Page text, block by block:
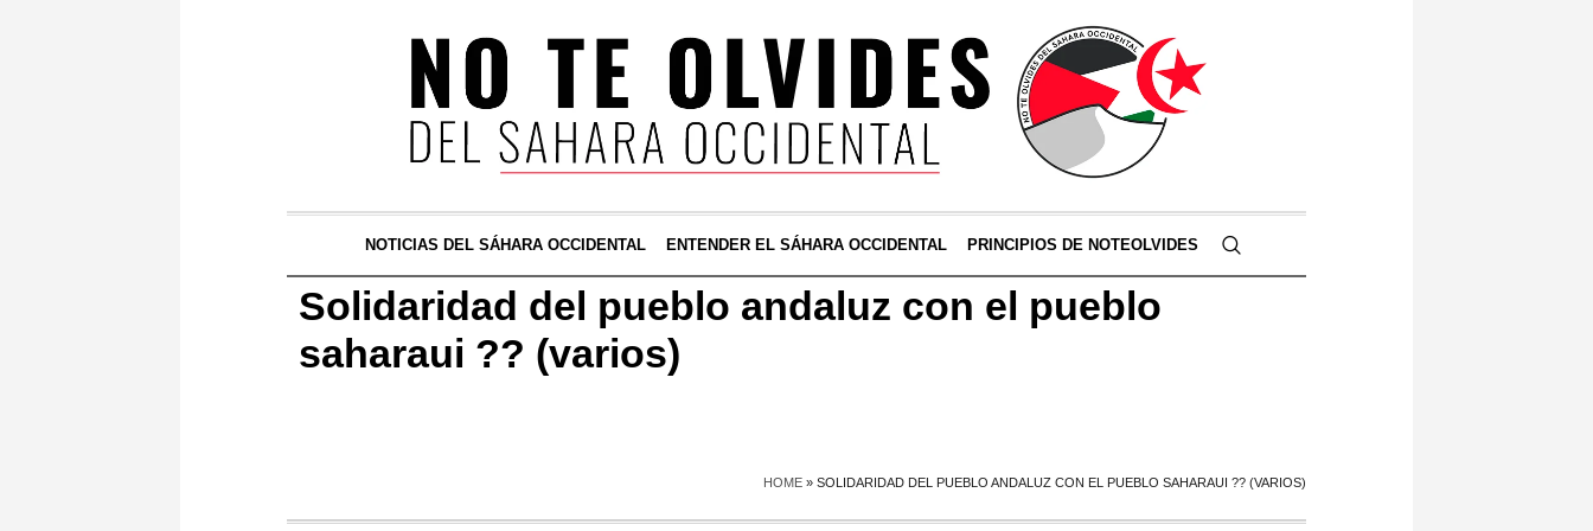
NOTICIAS DEL SÁHARA OCCIDENTAL ENTENDER EL SÁHARA OCCIDENTAL PRINCIPIOS DE NOTEOLVIDES
Solidaridad del pueblo andaluz con el pueblo
saharaui ?? (varios)
HOME » SOLIDARIDAD DEL PUEBLO ANDALUZ CON EL PUEBLO SAHARAUI ?? (VARIOS)